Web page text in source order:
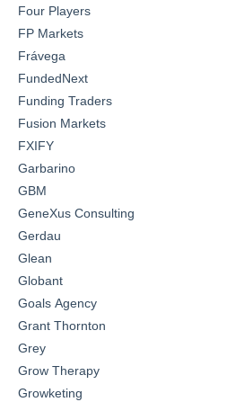
Four Players
FP Markets
Frávega
FundedNext
Funding Traders
Fusion Markets
FXIFY
Garbarino
GBM
GeneXus Consulting
Gerdau
Glean
Globant
Goals Agency
Grant Thornton
Grey
Grow Therapy
Growketing